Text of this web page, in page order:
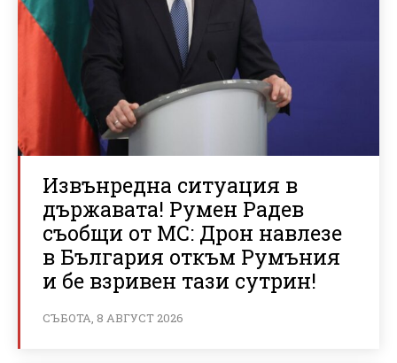
Извънредна ситуация в
държавата! Румен Радев
съобщи от МС: Дрон навлезе
в България откъм Румъния
и бе взривен тази сутрин!
СЪБОТА, 8 АВГУСТ 2026